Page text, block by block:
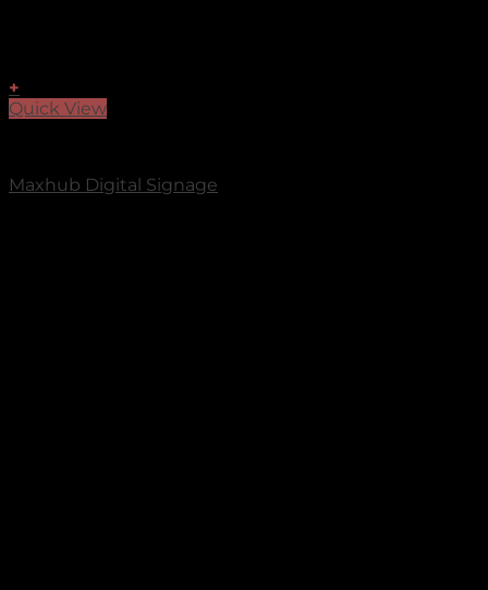
+
Quick View
Maxhub Digital Signage